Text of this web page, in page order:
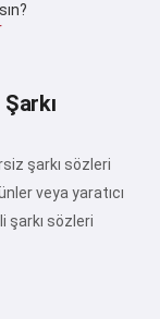
şarkı sözleri
veya yaratıcı
şarkı sözleri